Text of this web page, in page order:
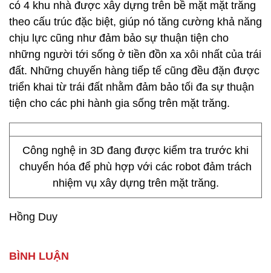
có 4 khu nhà được xây dựng trên bề mặt mặt trăng
theo cấu trúc đặc biệt, giúp nó tăng cường khả năng
chịu lực cũng như đảm bảo sự thuận tiện cho
những người tới sống ở tiền đồn xa xôi nhất của trái
đất. Những chuyến hàng tiếp tế cũng đều đặn được
triển khai từ trái đất nhằm đảm bảo tối đa sự thuận
tiện cho các phi hành gia sống trên mặt trăng.
Công nghệ in 3D đang được kiểm tra trước khi
chuyển hóa để phù hợp với các robot đảm trách
nhiệm vụ xây dựng trên mặt trăng.
Hồng Duy